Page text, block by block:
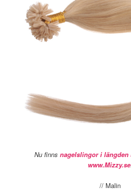
Nu finns nagelslingor i längden
www.Mizzy.se
// Malin